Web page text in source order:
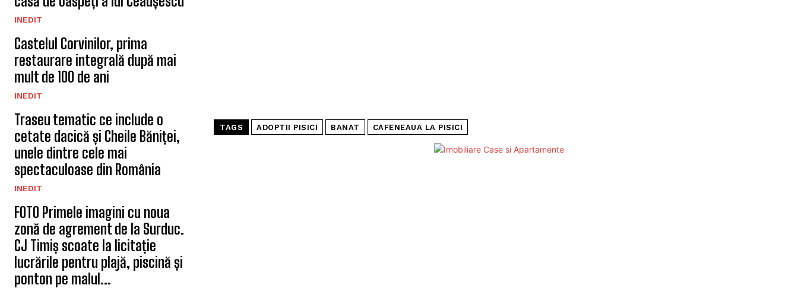
INEDIT
Castelul Corvinilor, prima
restaurare integrală după mai
mult de 100 de ani
INEDIT
Traseu tematic ce include o
cetate dacică și Cheile Băniței,
unele dintre cele mai
spectaculoase din România
INEDIT
FOTO Primele imagini cu noua
zonă de agrement de la Surduc.
CJ Timiș scoate la licitație
lucrările pentru plajă, piscină și
ponton pe malul...
TAGS ADOPTII PISICI BANAT CAFENEAUA LA PISICI